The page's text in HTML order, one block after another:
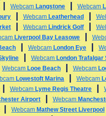
Webcam Langstone Webcam
Webcam Leatherhead
Webcam Lindrick Golf
Liverpool Bay Leasowe
Webcam London Eye
Webcam London Trafalgar
Webcam Looe Beach Webcam
Lowestoft Marina Webcam
Webcam Lyme Regis Theatre
Airport Webcam
Webcam Mathew Street Liverpool